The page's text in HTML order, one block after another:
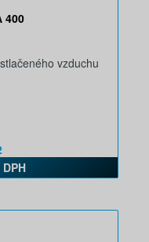
400
vzduchu